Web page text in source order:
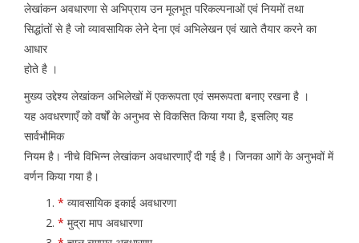
लेखांकन अवधारणा से अभिप्राय उन मूलभूत परिकल्पनाओं एवं नियमों तथा
सिद्धांतों से है जो व्यावसायिक लेने देना एवं अभिलेखन एवं खाते तैयार करने का
आधार
होते है ।
मुख्य उद्देश्य लेखांकन अभिलेखों में एकरूपता एवं समरूपता बनाए रखना है ।
यह अवधरणाएँ को वर्षों के अनुभव से विकसित किया गया है, इसलिए यह
सार्वभौमिक
नियम है। नीचे विभिन्न लेखांकन अवधारणाएँ दी गई है। जिनका आगें के अनुभवों में
वर्णन किया गया है।
* व्यावसायिक इकाई अवधारणा
* मुद्रा माप अवधारणा